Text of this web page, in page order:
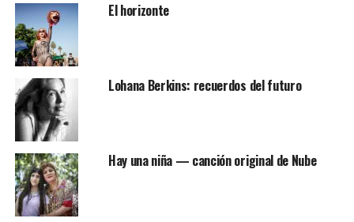
El horizonte
Lohana Berkins: recuerdos del futuro
Hay una niña — canción original de Nube